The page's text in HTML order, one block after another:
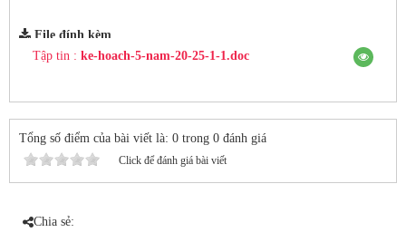
File đính kèm
Tập tin : ke-hoach-5-nam-20-25-1-1.doc
Tổng số điểm của bài viết là: 0 trong 0 đánh giá
Click để đánh giá bài viết
Chia sẻ: